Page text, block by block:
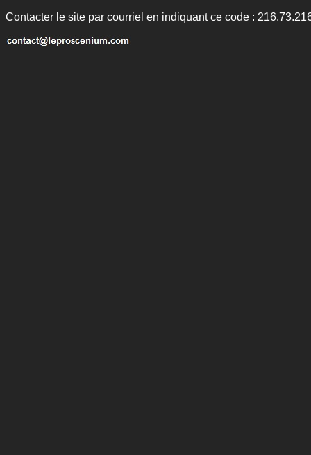
Contacter le site par courriel en indiquant ce code :